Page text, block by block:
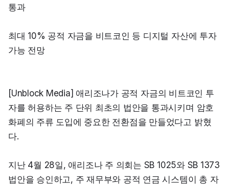
통과
최대 10% 공적 자금을 비트코인 등 디지털 자산에 투자
가능 전망
[Unblock Media] 애리조나가 공적 자금의 비트코인 투
자를 허용하는 주 단위 최초의 법안을 통과시키며 암호
화폐의 주류 도입에 중요한 전환점을 만들었다고 밝혔
다.
지난 4월 28일, 애리조나 주 의회는 SB 1025와 SB 1373
법안을 승인하고, 주 재무부와 공적 연금 시스템이 총 자